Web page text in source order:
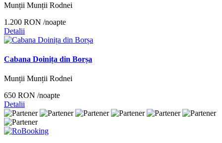
Munții Munții Rodnei
1.200 RON /noapte
Detalii
Cabana Doinița din Borșa
Munții Munții Rodnei
650 RON /noapte
Detalii